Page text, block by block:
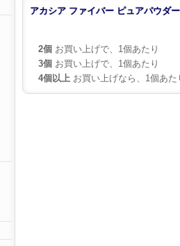
アカシア ファイバー ピュアパウダ
2個 お買い上げで、1個あたり
3個 お買い上げで、1個あたり
4個以上 お買い上げなら、1個あた